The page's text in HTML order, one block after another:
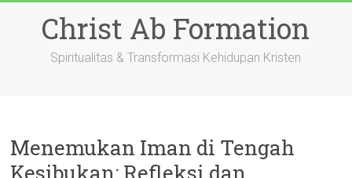
Christ Ab Formation
Spiritualitas & Transformasi Kehidupan Kristen
Menemukan Iman di Tengah
Kesibukan: Refleksi dan